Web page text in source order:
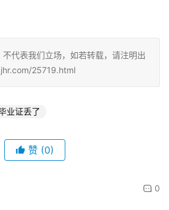
代表我们立场，如若转载，请注明出
25719.html
业证丢了
赞 (0)
0